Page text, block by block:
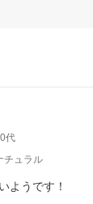
同大変励みになり
代
チュラル
ようです！